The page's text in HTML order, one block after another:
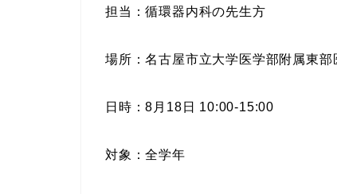
担当：循環器内科の先生方
場所：名古屋市立大学医学部附属東部
日時：8月18日 10:00-15:00
対象：全学年